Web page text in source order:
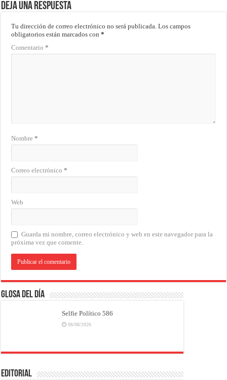
Deja una respuesta
Tu dirección de correo electrónico no será publicada. Los campos
obligatorios están marcados con*
Comentario*
Nombre*
Correo electrónico*
Web
Guarda mi nombre, correo electrónico y web en este navegador para la
próxima vez que comente.
Glosa del Día
Selfie Político 586
06/08/2026
EDITORIAL